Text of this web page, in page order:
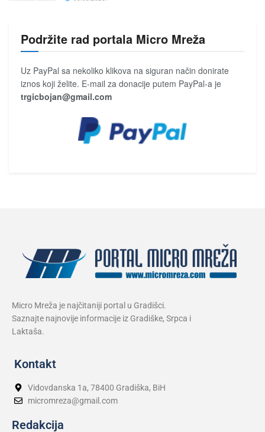
Podržite rad portala Micro Mreža
Uz PayPal sa nekoliko klikova na siguran način donirate
iznos koji želite. E-mail za donacije putem PayPal-a je
trgicbojan@gmail.com
Micro Mreža je najčitaniji portal u Gradišci.
Saznajte najnovije informacije iz Gradiške, Srpca i
Laktaša.
Kontakt
Vidovdanska 1a, 78400 Gradiška, BiH
micromreza@gmail.com
Redakcija